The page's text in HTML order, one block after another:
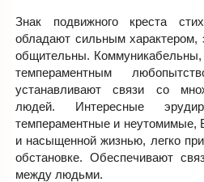
Знак подвижного креста
обладают сильным характером,
общительны.
темпераментным
устанавливают связи со
людей. Интересные
темпераментные и неутомимые,
и насыщенной жизнью, легко
обстановке. Обеспечивают
между людьми.